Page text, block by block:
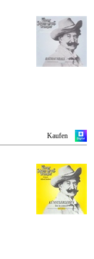
Kaufen